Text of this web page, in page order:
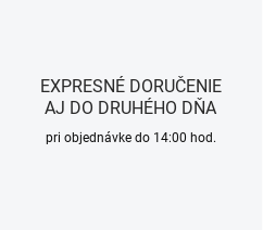
EXPRESNÉ DORUČENIE
AJ DO DRUHÉHO DŇA
pri objednávke do 14:00 hod.